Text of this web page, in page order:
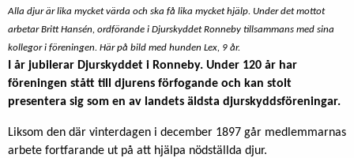
Alla djur är lika mycket värda och ska få lika mycket hjälp. Under det mottot
arbetar Britt Hansén, ordförande i Djurskyddet Ronneby tillsammans med sina
kollegor i föreningen. Här på bild med hunden Lex, 9 år.
I år jubilerar Djurskyddet i Ronneby. Under 120 år har
föreningen stått till djurens förfogande och kan stolt
presentera sig som en av landets äldsta djurskyddsföreningar.
Liksom den där vinterdagen i december 1897 går medlemmarnas
arbete fortfarande ut på att hjälpa nödställda djur.